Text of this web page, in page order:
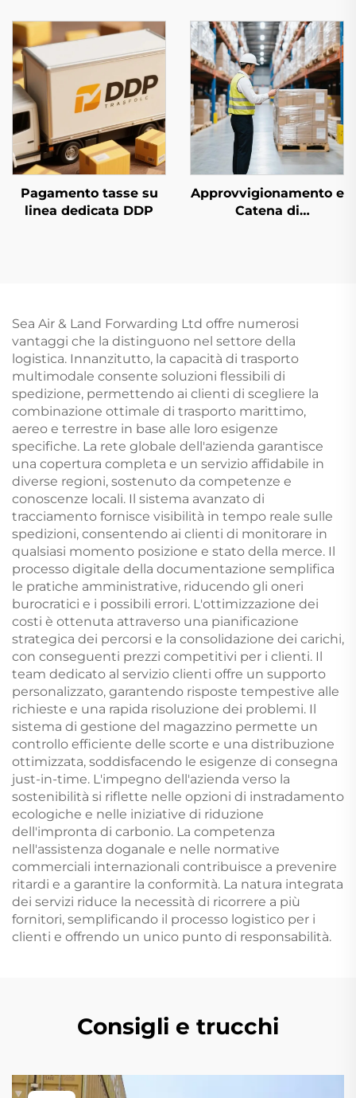
(DHL/FEDEX/UPS)
Pagamento tasse su
linea dedicata DDP
Approvvigionamento e
Catena di
Sea Air & Land Forwarding Ltd offre numerosi
vantaggi che la distinguono nel settore della
logistica. Innanzitutto, la capacità di trasporto
multimodale consente soluzioni flessibili di
spedizione, permettendo ai clienti di scegliere la
combinazione ottimale di trasporto marittimo,
aereo e terrestre in base alle loro esigenze
specifiche. La rete globale dell'azienda garantisce
una copertura completa e un servizio affidabile in
diverse regioni, sostenuto da competenze e
conoscenze locali. Il sistema avanzato di
tracciamento fornisce visibilità in tempo reale sulle
spedizioni, consentendo ai clienti di monitorare in
qualsiasi momento posizione e stato della merce. Il
processo digitale della documentazione semplifica
le pratiche amministrative, riducendo gli oneri
burocratici e i possibili errori. L'ottimizzazione dei
costi è ottenuta attraverso una pianificazione
strategica dei percorsi e la consolidazione dei carichi,
con conseguenti prezzi competitivi per i clienti. Il
team dedicato al servizio clienti offre un supporto
personalizzato, garantendo risposte tempestive alle
richieste e una rapida risoluzione dei problemi. Il
sistema di gestione del magazzino permette un
controllo efficiente delle scorte e una distribuzione
ottimizzata, soddisfacendo le esigenze di consegna
just-in-time. L'impegno dell'azienda verso la
sostenibilità si riflette nelle opzioni di instradamento
ecologiche e nelle iniziative di riduzione
dell'impronta di carbonio. La competenza
nell'assistenza doganale e nelle normative
commerciali internazionali contribuisce a prevenire
ritardi e a garantire la conformità. La natura integrata
dei servizi riduce la necessità di ricorrere a più
fornitori, semplificando il processo logistico per i
clienti e offrendo un unico punto di responsabilità.
Consigli e trucchi